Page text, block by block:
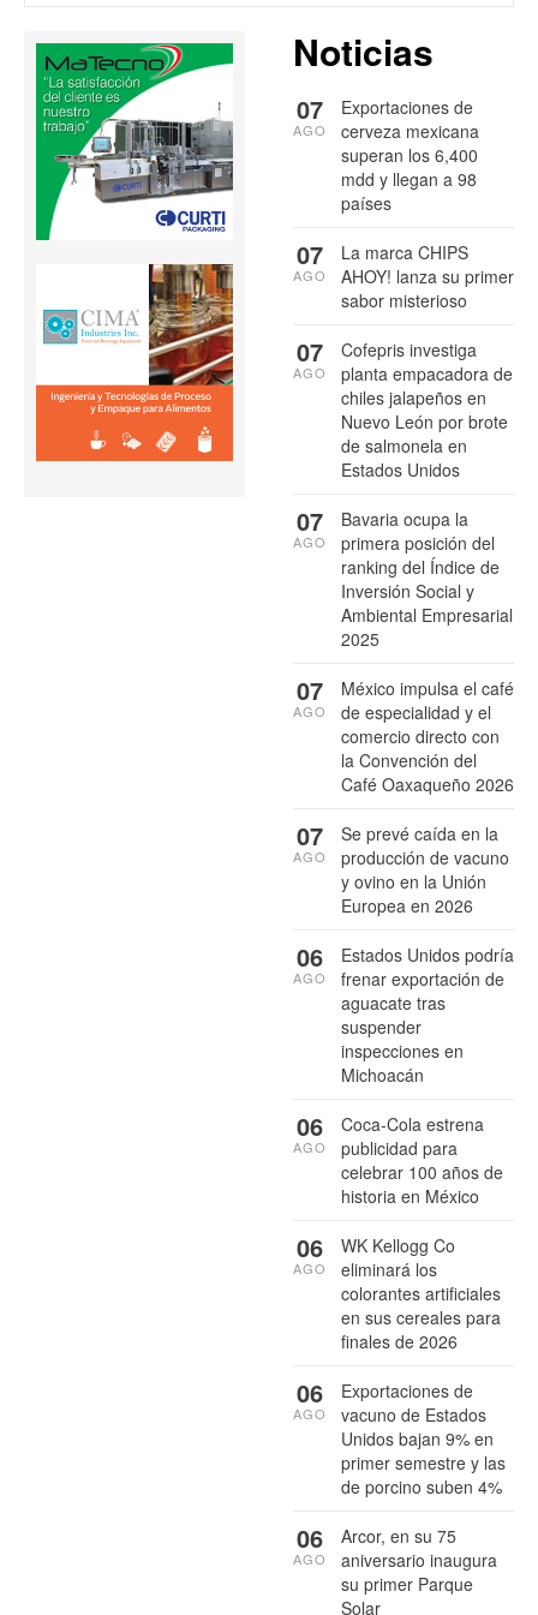
Noticias
Exportaciones de
cerveza mexicana
superan los 6,400
mdd y llegan a 98
países
07
AGO
La marca CHIPS
AHOY! lanza su primer
sabor misterioso
07
AGO
Cofepris investiga
planta empacadora de
chiles jalapeños en
Nuevo León por brote
de salmonela en
Estados Unidos
07
AGO
Bavaria ocupa la
primera posición del
ranking del Índice de
Inversión Social y
Ambiental Empresarial
2025
07
AGO
México impulsa el café
de especialidad y el
comercio directo con
la Convención del
Café Oaxaqueño 2026
07
AGO
Se prevé caída en la
producción de vacuno
y ovino en la Unión
Europea en 2026
07
AGO
Estados Unidos podría
frenar exportación de
aguacate tras
suspender
inspecciones en
Michoacán
06
AGO
Coca-Cola estrena
publicidad para
celebrar 100 años de
historia en México
06
AGO
WK Kellogg Co
eliminará los
colorantes artificiales
en sus cereales para
finales de 2026
06
AGO
Exportaciones de
vacuno de Estados
Unidos bajan 9% en
primer semestre y las
de porcino suben 4%
06
AGO
Arcor, en su 75
aniversario inaugura
su primer Parque
Solar
06
AGO